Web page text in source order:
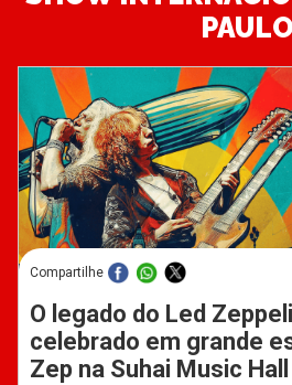
PAULO
Compartilhe
O legado do Led
celebrado em grande
Zep na Suhai Music Hall